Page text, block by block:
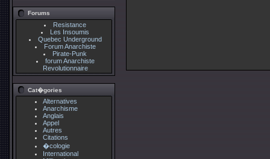
Forums
Resistance
Les Insoumis
Quebec Underground
Forum Anarchiste
Pirate-Punk
forum Anarchiste
Revolutionnaire
Cat�gories
Alternatives
Anarchisme
Anglais
Appel
Autres
Citations
�cologie
International